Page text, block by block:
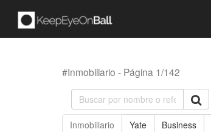
#Inmobiliario - Página 1/142
Inmobiliario Yate Business